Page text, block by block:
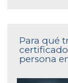
Para qué
persona